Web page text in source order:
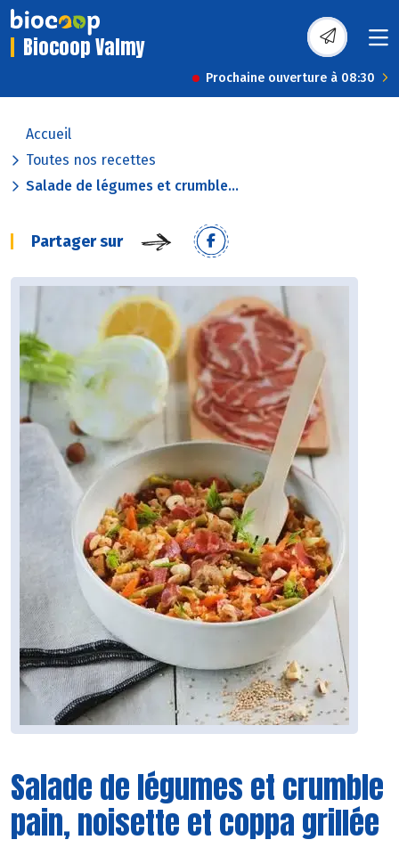
Biocoop Valmy
Prochaine ouverture à 08:30
Accueil
Toutes nos recettes
Salade de légumes et crumble...
Partager sur
Salade de légumes et crumble
pain, noisette et coppa grillée